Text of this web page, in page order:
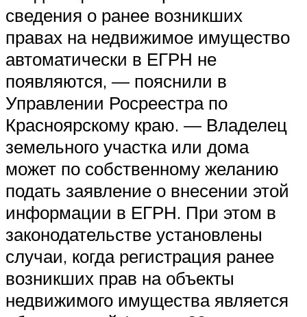
сведения о ранее возникших
правах на недвижимое имущество
автоматически в ЕГРН не
появляются, — пояснили в
Управлении Росреестра по
Красноярскому краю. — Владелец
земельного участка или дома
может по собственному желанию
подать заявление о внесении этой
информации в ЕГРН. При этом в
законодательстве установлены
случаи, когда регистрация ранее
возникших прав на объекты
недвижимого имущества является